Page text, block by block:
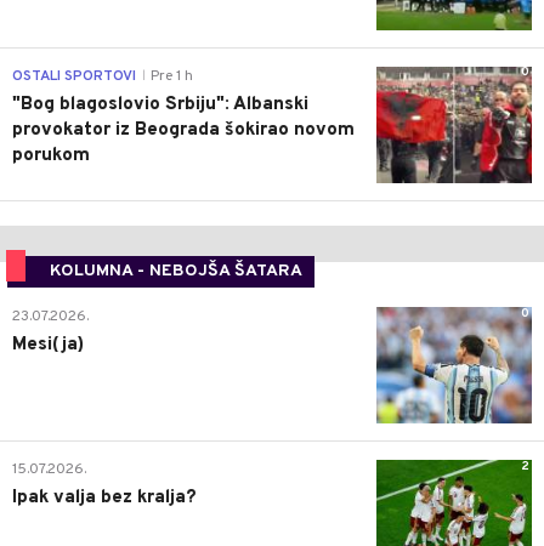
0
OSTALI SPORTOVI Pre 1 h
"Bog blagoslovio Srbiju": Albanski
provokator iz Beograda šokirao novom
porukom
KOLUMNA - NEBOJŠA ŠATARA
0
23.07.2026.
Mesi(ja)
2
15.07.2026.
Ipak valja bez kralja?